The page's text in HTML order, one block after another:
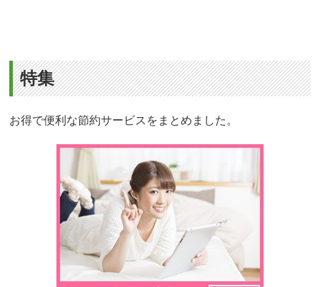
特集
お得で便利な節約サービスをまとめました。